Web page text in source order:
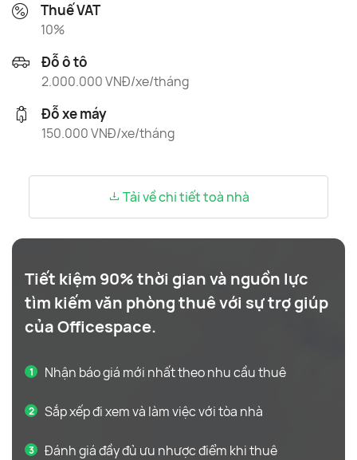
Thuế VAT
10%
Đỗ ô tô
2.000.000 VNĐ/xe/tháng
Đỗ xe máy
150.000 VNĐ/xe/tháng
Tải về chi tiết toà nhà
Tiết kiệm 90% thời gian và nguồn lực
tìm kiếm văn phòng thuê với sự trợ giúp
của Officespace.
Nhận báo giá mới nhất theo nhu cầu thuê
Sắp xếp đi xem và làm việc với tòa nhà
Đánh giá đầy đủ ưu nhược điểm khi thuê